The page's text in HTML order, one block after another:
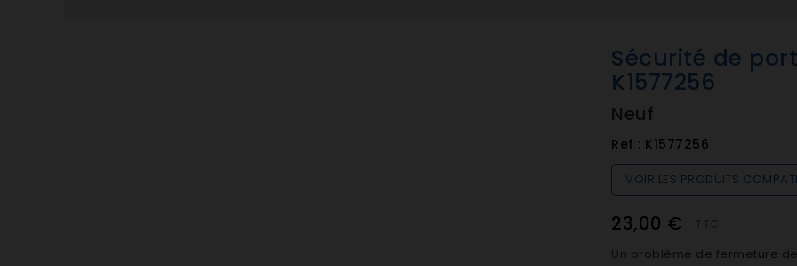
Sécurité de
K1577256
Neuf
Ref : K1577256
VOIR LES PRODUITS
23,00 €
Un problème de fermeture